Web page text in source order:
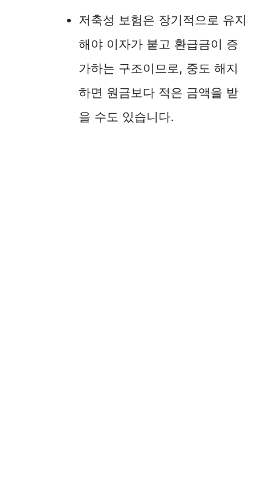
저축성 보험은 장기적으로 유지
해야 이자가 붙고 환급금이 증
가하는 구조이므로, 중도 해지
하면 원금보다 적은 금액을 받
을 수도 있습니다.